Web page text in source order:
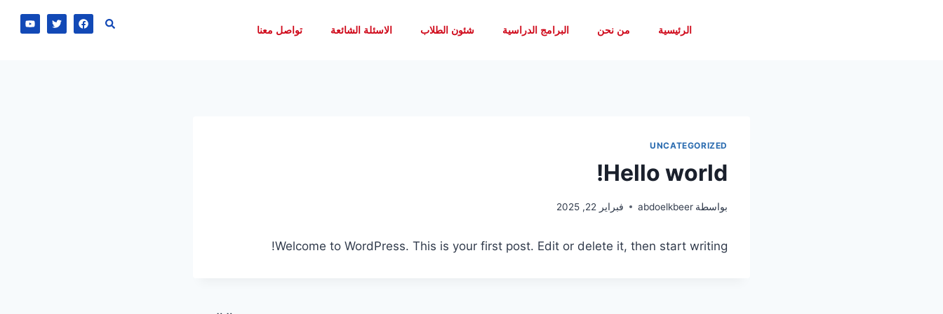
الرئيسية من نحن البرامج الدراسية شئون الطلاب الاسئلة الشائعة تواصل معنا
UNCATEGORIZED
Hello world!
بواسطة abdoelkbeer فبراير 22, 2025
Welcome to WordPress. This is your first post. Edit or delete it, then start writing!